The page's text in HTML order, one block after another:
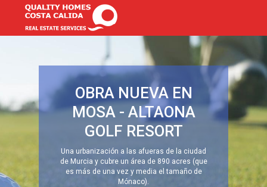
OBRA NUEVA EN
MOSA - ALTAONA
GOLF RESORT
Una urbanización a las afueras de la ciudad
de Murcia y cubre un área de 890 acres (que
es más de una vez y media el tamaño de
Mónaco).